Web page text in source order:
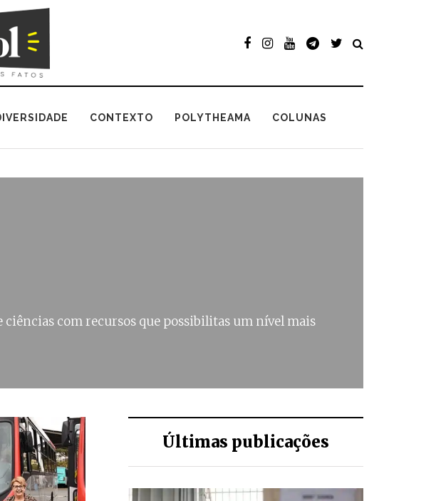
CONTEXTO POLYTHEAMA COLUNAS
com recursos que possibilitas um nível mais
Últimas publicações